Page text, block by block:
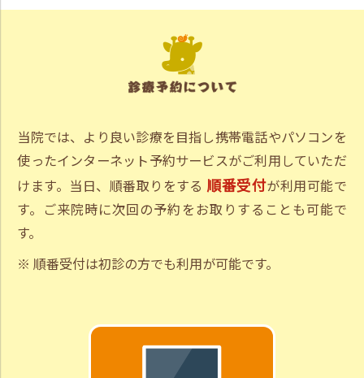
当院では、より良い診療を目指し携帯電話やパソコンを
使ったインターネット予約サービスがご利用していただ
けます。当日、順番取りをする 順番受付が利用可能で
す。ご来院時に次回の予約をお取りすることも可能で
す。
※ 順番受付は初診の方でも利用が可能です。